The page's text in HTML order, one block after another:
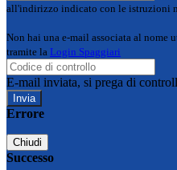
all'indirizzo indicato con le istruzioni
Non hai una e-mail associata al nome
tramite la Login Spaggiari
E-mail inviata, si prega di
Errore
Chiudi
Successo